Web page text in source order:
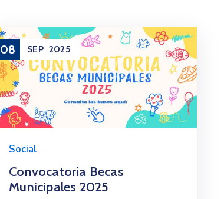
08 SEP 2025
Social
Convocatoria Becas
Municipales 2025